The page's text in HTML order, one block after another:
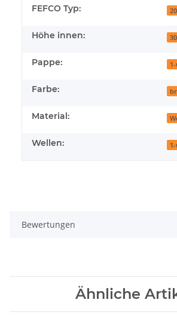
FEFCO Typ:
Höhe innen:
Pappe:
Farbe:
Material:
Wellen:
Bewertungen
Ähnliche